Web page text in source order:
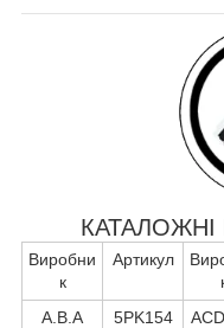
Виробни
к
Артикул
A.B.A
5PK154